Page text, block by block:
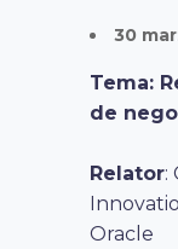
30
Tema:
de
Relator:
Oracle